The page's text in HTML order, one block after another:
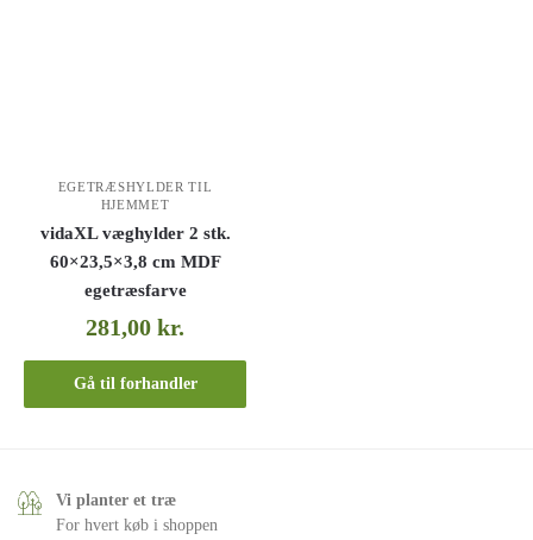
EGETRÆSHYLDER TIL
HJEMMET
vidaXL væghylder 2 stk.
60×23,5×3,8 cm MDF
egetræsfarve
281,00kr.
Gå til forhandler
Vi planter et træ
For hvert køb i shoppen